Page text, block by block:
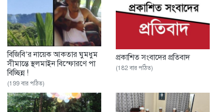
বিজিবি’র নায়েক আকতার ঘুমধুম
সীমান্তে স্থলমাইন বিস্ফোরণে পা
বিচ্ছিন্ন !
(199 বার পঠিত)
প্রকাশিত সংবাদের প্রতিবাদ
(182 বার পঠিত)